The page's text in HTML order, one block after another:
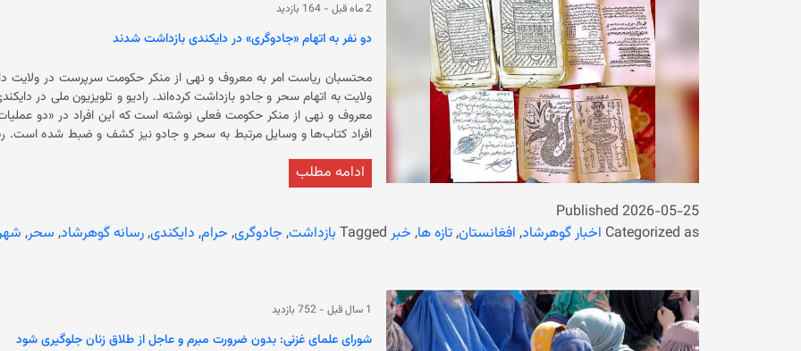
عروس «کارهای ناروا و حرام» انجام می‌شود.
رقص، موسیقی، استفاده از
آمده است: «یکی از صحنه‌های آشکار بی‌غیرتی و بی‌حیایی که امروزه در
2 ماه قبل - 164 بازدید
دو نفر به اتهام «جادوگری» در دایکندی بازداشت شدند
محتسبان ریاست امر به معروف و نهی از منکر حکومت سرپرست در ولایت
بودند.
ادامه مطلب
Published 2026-05-25
Categorized as اخبار گوهرشاد, افغانستان,تازه ها, خبر Tagged بازداشت, جادوگری, حرام, دایکندی,رسانه گوهرشاد, سحر,
1 سال قبل - 752 بازدید
شورای علمای غزنی: بدون ضرورت مبرم و عاجل از طلاق زنان جلوگیری شود